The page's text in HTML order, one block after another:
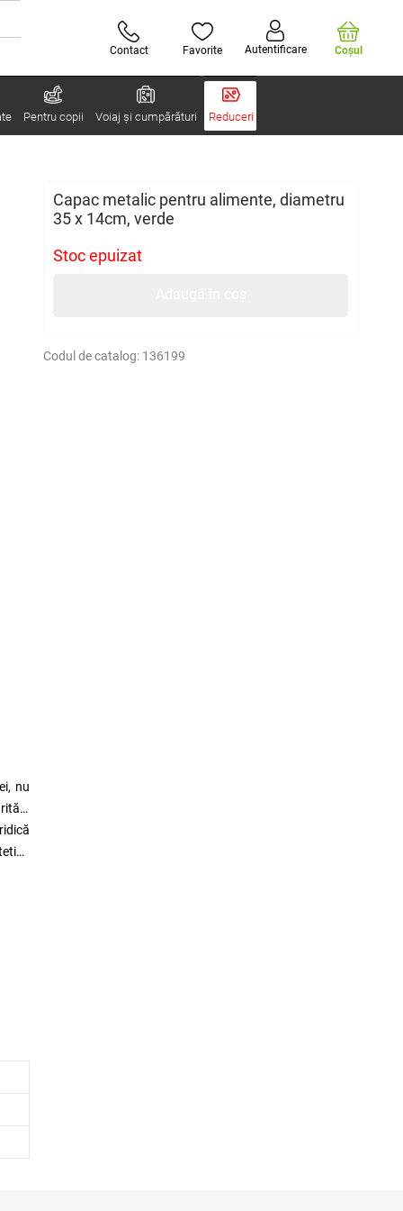
Contact Favorite Autentificare Coşul
Pentru copii Voiaj și cumpărături Reduceri
Capac metalic pentru alimente, diametru
35 x 14cm, verde
Stoc epuizat
Codul de catalog: 136199
nu